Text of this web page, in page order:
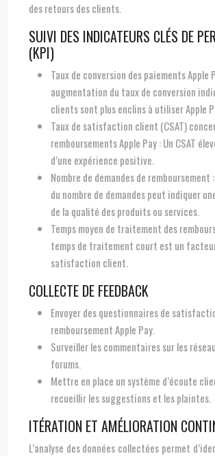
des retours des clients.
SUIVI DES INDICATEURS CLÉS DE
(KPI)
Taux de conversion des paiements Apple
augmentation du taux de conversion
clients sont plus enclins à utiliser Apple
Taux de satisfaction client (CSAT)
remboursements Apple Pay : Un CSAT
d’une expérience positive.
Nombre de demandes de
du nombre de demandes peut indiquer
de la qualité des produits ou services.
Temps moyen de traitement des
temps de traitement court est un
satisfaction client.
COLLECTE DE FEEDBACK
Envoyer des questionnaires de
remboursement Apple Pay.
Surveiller les commentaires sur les
forums.
Mettre en place un système d’écoute
recueillir les suggestions et les plaintes.
ITÉRATION ET AMÉLIORATION
L’analyse des données collectées permet